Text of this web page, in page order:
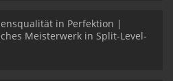
in Perfektion |
Meisterwerk in Split-Level-